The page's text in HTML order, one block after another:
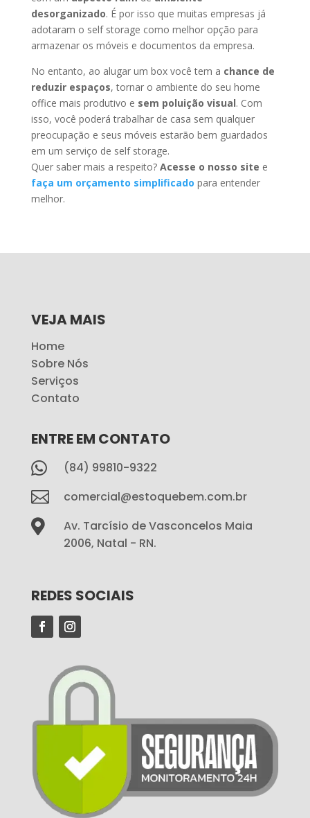
desorganizado. É por isso que muitas empresas já
adotaram o self storage como melhor opção para
armazenar os móveis e documentos da empresa.
No entanto, ao alugar um box você tem a chance de
reduzir espaços, tornar o ambiente do seu home
office mais produtivo e sem poluição visual. Com
isso, você poderá trabalhar de casa sem qualquer
preocupação e seus móveis estarão bem guardados
em um serviço de self storage.
Quer saber mais a respeito? Acesse o nosso site e
faça um orçamento simplificado para entender
melhor.
VEJA MAIS
Home
Sobre Nós
Serviços
Contato
ENTRE EM CONTATO
 (84) 99810-9322
 comercial@estoquebem.com.br

Av. Tarcísio de Vasconcelos Maia
2006, Natal - RN.
REDES SOCIAIS